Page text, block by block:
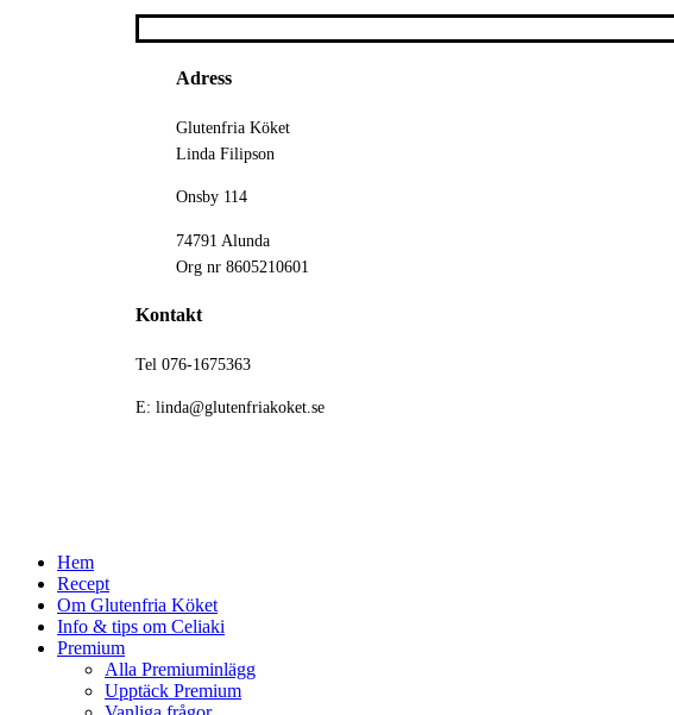
Adress
Glutenfria Köket
Linda Filipson
Onsby 114
74791 Alunda
Org nr 8605210601
Kontakt
Tel 076-1675363
E: linda@glutenfriakoket.se
Close
Menu
Hem
Recept
Om Glutenfria Köket
Info & tips om Celiaki
Premium
Alla Premiuminlägg
Upptäck Premium